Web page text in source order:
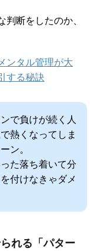
断をしたのか、
ンタル管理が大
する秘訣
で負けが続く人
熱くなってしま
ン。
た落ち着いて分
付けなきゃダメ
れる「パター